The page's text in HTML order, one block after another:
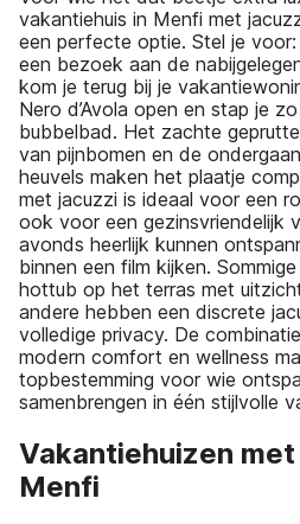
vakantiehuis in Menfi met
een perfecte optie. Stel je
een bezoek aan de
kom je terug bij je
Nero d’Avola open en stap je
bubbelbad. Het zachte
van pijnbomen en de
heuvels maken het plaatje
met jacuzzi is ideaal voor een
ook voor een gezinsvriendelijk
avonds heerlijk kunnen
binnen een film kijken.
hottub op het terras met
andere hebben een discrete
volledige privacy. De
modern comfort en wellness
topbestemming voor wie
samenbrengen in één stijlvolle
Vakantiehuizen
Menfi